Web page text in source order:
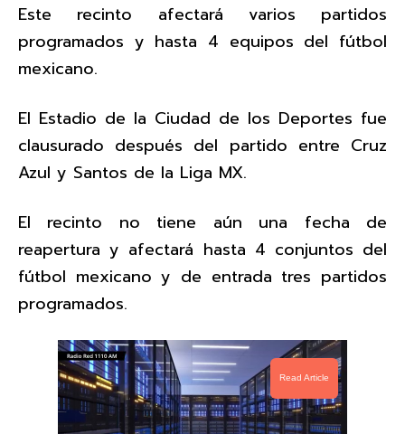
Este recinto afectará varios partidos
programados y hasta 4 equipos del fútbol
mexicano.
El Estadio de la Ciudad de los Deportes fue
clausurado después del partido entre Cruz
Azul y Santos de la Liga MX.
El recinto no tiene aún una fecha de
reapertura y afectará hasta 4 conjuntos del
fútbol mexicano y de entrada tres partidos
programados.
Read Article